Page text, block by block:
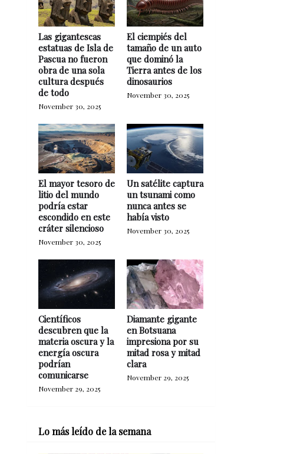
Las gigantescas
estatuas de Isla de
Pascua no fueron
obra de una sola
cultura después
de todo
November 30, 2025
El ciempiés del
tamaño de un auto
que dominó la
Tierra antes de los
dinosaurios
November 30, 2025
El mayor tesoro de
litio del mundo
podría estar
escondido en este
cráter silencioso
November 30, 2025
Un satélite captura
un tsunami como
nunca antes se
había visto
November 30, 2025
Científicos
descubren que la
materia oscura y la
energía oscura
podrían
comunicarse
November 29, 2025
Diamante gigante
en Botsuana
impresiona por su
mitad rosa y mitad
clara
November 29, 2025
Lo más leído de la semana